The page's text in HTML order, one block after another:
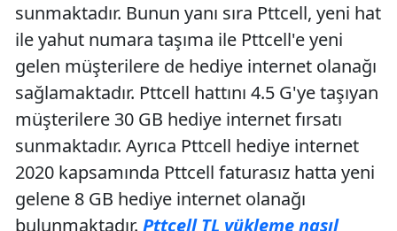
sunmaktadır. Bunun yanı sıra Pttcell, yeni hat
ile yahut numara taşıma ile Pttcell'e yeni
gelen müşterilere de hediye internet olanağı
sağlamaktadır. Pttcell hattını 4.5 G'ye taşıyan
müşterilere 30 GB hediye internet fırsatı
sunmaktadır. Ayrıca Pttcell hediye internet
2020 kapsamında Pttcell faturasız hatta yeni
gelene 8 GB hediye internet olanağı
bulunmaktadır. Pttcell TL yükleme nasıl